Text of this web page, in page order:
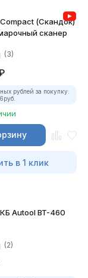
(Скандок)
сканер
(3)
рублей за покупку:
руб.
в 1 клик
Autool BT-460
(2)